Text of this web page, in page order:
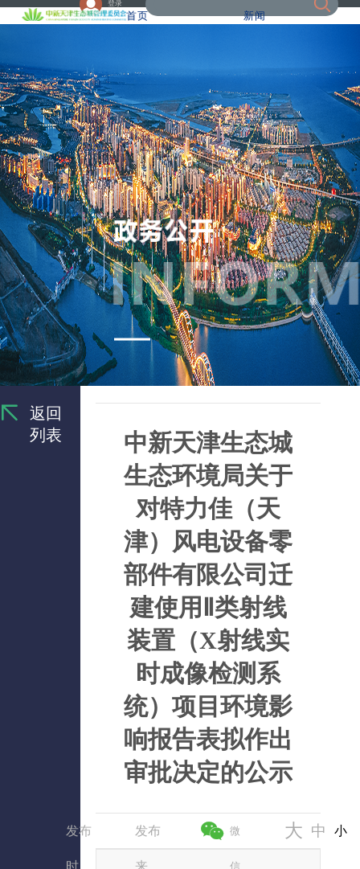
登录
首页 新闻
返回
列表
中新天津生态城
生态环境局关于
对特力佳（天
津）风电设备零
部件有限公司迁
建使用Ⅱ类射线
装置（X射线实
时成像检测系
统）项目环境影
响报告表拟作出
审批决定的公示
发布
时
发布
来
微
信
大 中 小